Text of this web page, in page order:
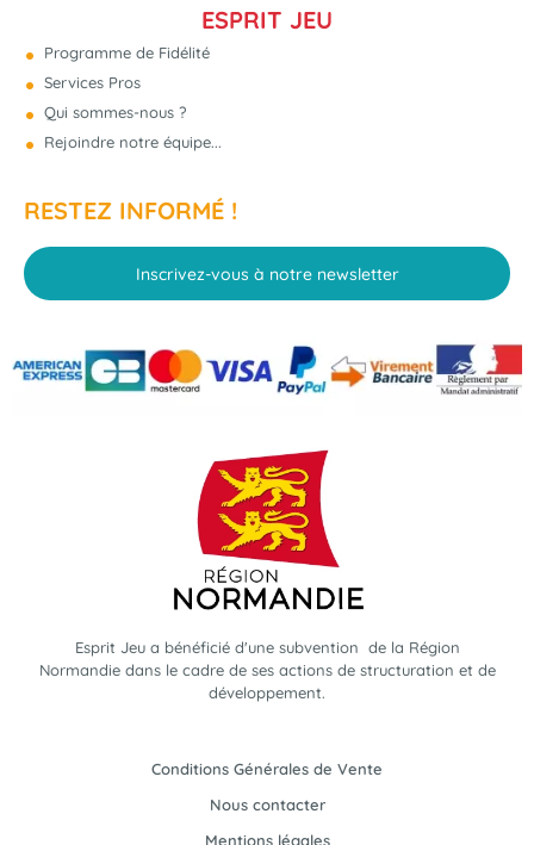
ESPRIT JEU
Programme de Fidélité
Services Pros
Qui sommes-nous ?
Rejoindre notre équipe...
RESTEZ INFORMÉ !
Inscrivez-vous à notre newsletter
Esprit Jeu a bénéficié d'une subvention de la Région
Normandie dans le cadre de ses actions de structuration et de
développement.
Conditions Générales de Vente
Nous contacter
Mentions légales